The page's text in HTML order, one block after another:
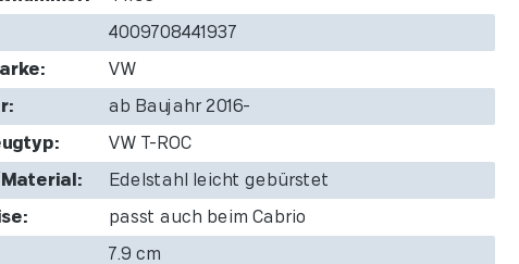
4009708441937
VW
ab Baujahr 2016-
VW T-ROC
Edelstahl leicht gebürstet
passt auch beim Cabrio
7.9 cm